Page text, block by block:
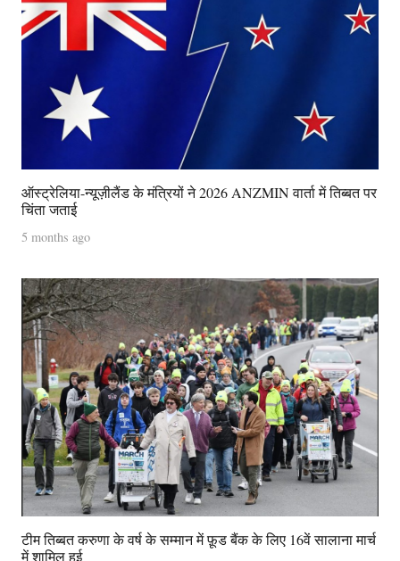
ऑस्ट्रेलिया-न्यूज़ीलैंड के मंत्रियों ने 2026 ANZMIN वार्ता में तिब्बत पर
चिंता जताई
5 months ago
टीम तिब्बत करुणा के वर्ष के सम्मान में फ़ूड बैंक के लिए 16वें सालाना मार्च
में शामिल हुई